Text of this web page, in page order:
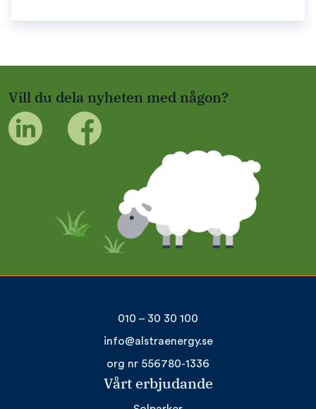
Vill du dela nyheten med någon?
010 – 30 30 100
info@alstraenergy.se
org nr 556780-1336
Vårt erbjudande